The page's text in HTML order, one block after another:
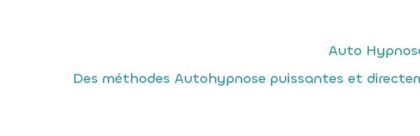
Auto
Des méthodes Autohypnose puissantes et